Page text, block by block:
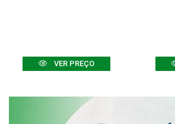
VER PREÇO